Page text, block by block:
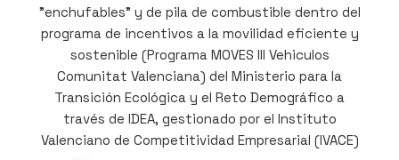
"enchufables" y de pila de combustible dentro del
programa de incentivos a la movilidad eficiente y
sostenible (Programa MOVES III Vehiculos
Comunitat Valenciana) del Ministerio para la
Transición Ecológica y el Reto Demográfico a
través de IDEA, gestionado por el Instituto
Valenciano de Competitividad Empresarial (IVACE)